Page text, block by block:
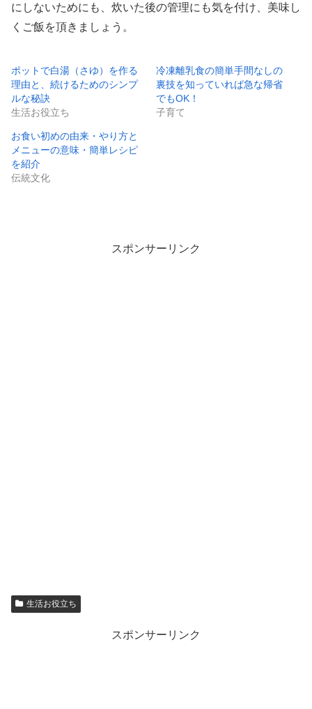
にしないためにも、炊いた後の管理にも気を付け、美味し
くご飯を頂きましょう。
ポットで白湯（さゆ）を作る
理由と、続けるためのシンプ
ルな秘訣
生活お役立ち
冷凍離乳食の簡単手間なしの
裏技を知っていれば急な帰省
でもOK！
子育て
お食い初めの由来・やり方と
メニューの意味・簡単レシピ
を紹介
伝統文化
スポンサーリンク
生活お役立ち
スポンサーリンク